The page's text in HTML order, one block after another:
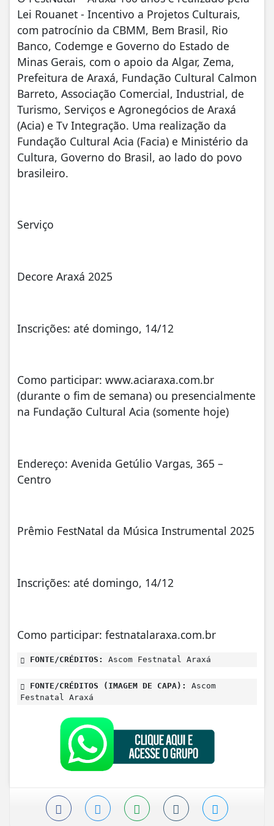
Lei Rouanet - Incentivo a Projetos Culturais,
com patrocínio da CBMM, Bem Brasil, Rio
Banco, Codemge e Governo do Estado de
Minas Gerais, com o apoio da Algar, Zema,
Prefeitura de Araxá, Fundação Cultural Calmon
Barreto, Associação Comercial, Industrial, de
Turismo, Serviços e Agronegócios de Araxá
(Acia) e Tv Integração. Uma realização da
Fundação Cultural Acia (Facia) e Ministério da
Cultura, Governo do Brasil, ao lado do povo
brasileiro.
Serviço
Decore Araxá 2025
Inscrições: até domingo, 14/12
Como participar: www.aciaraxa.com.br
(durante o fim de semana) ou presencialmente
na Fundação Cultural Acia (somente hoje)
Endereço: Avenida Getúlio Vargas, 365 –
Centro
Prêmio FestNatal da Música Instrumental 2025
Inscrições: até domingo, 14/12
Como participar: festnatalaraxa.com.br
FONTE/CRÉDITOS: Ascom Festnatal Araxá
FONTE/CRÉDITOS (IMAGEM DE CAPA):
Ascom
Festnatal Araxá